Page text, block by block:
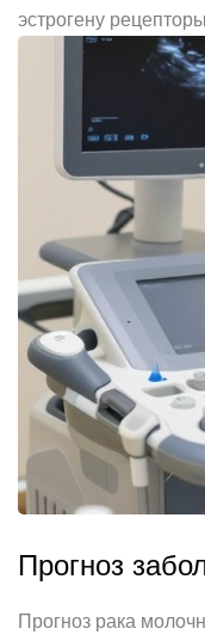
эстрогену
Прогноз
Прогноз рака